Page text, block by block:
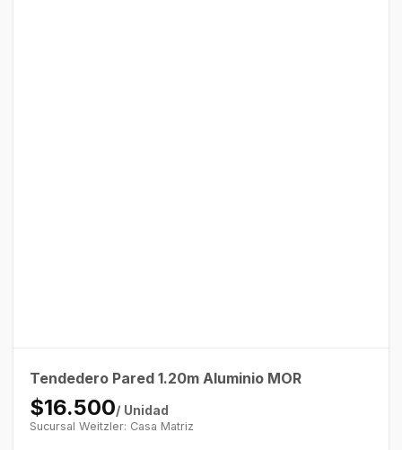
Tendedero Pared 1.20m Aluminio MOR
$16.500/ Unidad
Sucursal Weitzler: Casa Matriz